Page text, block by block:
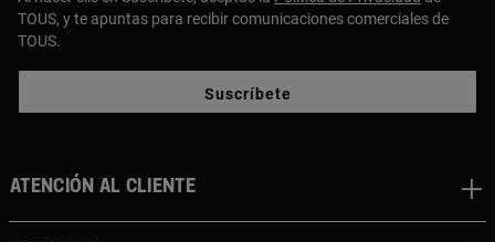
TOUS, y te apuntas para recibir comunicaciones comerciales de
TOUS.
Suscríbete
Atención al cliente